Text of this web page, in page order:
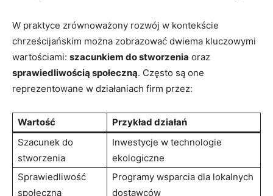
W praktyce zrównoważony rozwój w kontekście
chrześcijańskim można zobrazować dwiema kluczowymi
wartościami: szacunkiem do stworzenia oraz
sprawiedliwością społeczną. Często są one
reprezentowane w działaniach firm przez:
Wartość
Przykład działań
Szacunek do
stworzenia
Inwestycje w technologie
ekologiczne
Sprawiedliwość
społeczna
Programy wsparcia dla lokalnych
dostawców